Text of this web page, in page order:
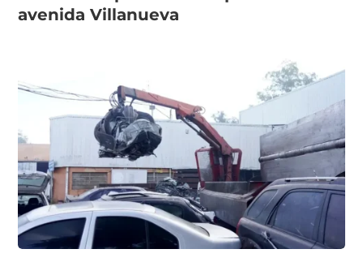
avenida Villanueva